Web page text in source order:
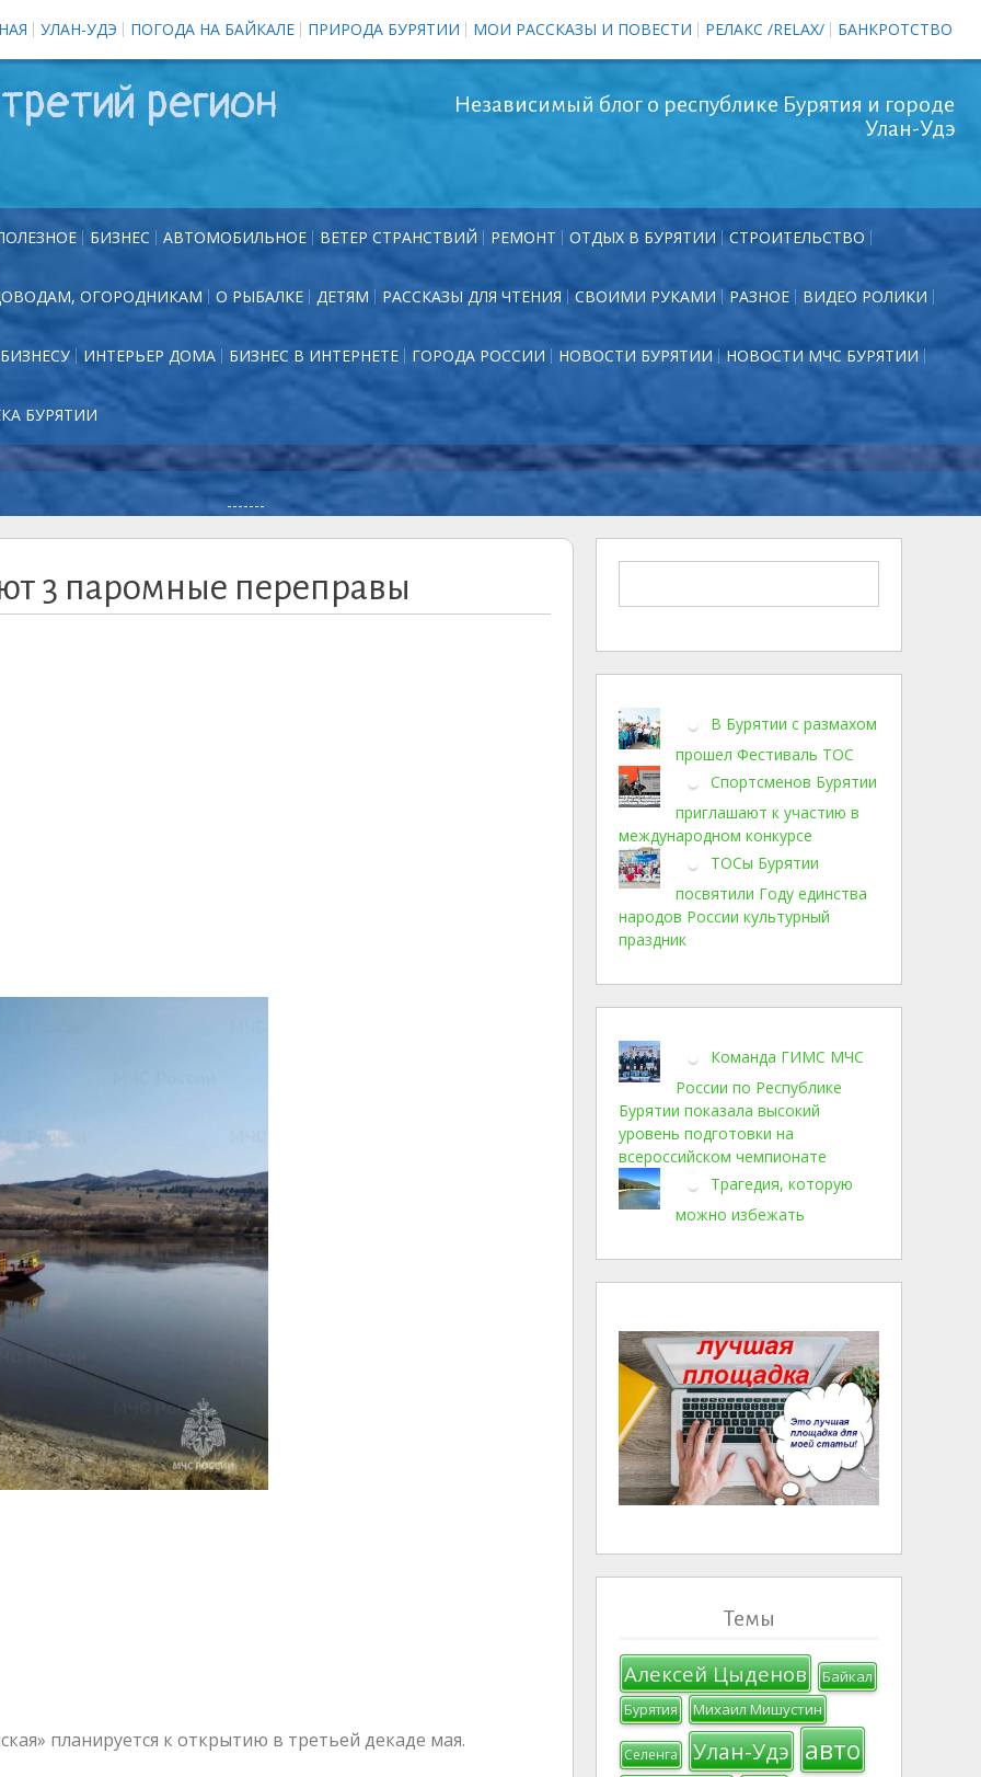
УЛАН-УДЭ ПОГОДА НА БАЙКАЛЕ ПРИРОДА БУРЯТИИ МОИ РАССКАЗЫ И ПОВЕСТИ РЕЛАКС /RELAX/ БАНКРОТСТВО
регион
Независимый блог о республике Бурятия и городе
Улан-Удэ
БИЗНЕС АВТОМОБИЛЬНОЕ ВЕТЕР СТРАНСТВИЙ РЕМОНТ ОТДЫХ В БУРЯТИИ СТРОИТЕЛЬСТВО
ОГОРОДНИКАМ О РЫБАЛКЕ ДЕТЯМ РАССКАЗЫ ДЛЯ ЧТЕНИЯ СВОИМИ РУКАМИ РАЗНОЕ ВИДЕО РОЛИКИ
БИЗНЕСУ ИНТЕРЬЕР ДОМА БИЗНЕС В ИНТЕРНЕТЕ ГОРОДА РОССИИ НОВОСТИ БУРЯТИИ НОВОСТИ МЧС БУРЯТИИ
БУРЯТИИ
-------
3 паромные переправы
планируется к открытию в третьей декаде мая.
В Бурятии с размахом
прошел Фестиваль ТОС
Спортсменов Бурятии
приглашают к участию в
международном конкурсе
ТОСы Бурятии
посвятили Году единства
народов России культурный
праздник
Команда ГИМС МЧС
России по Республике
Бурятии показала высокий
уровень подготовки на
всероссийском чемпионате
Трагедия, которую
можно избежать
Темы
Алексей Цыденов Байкал
Бурятия Михаил Мишустин
Селенга Улан-Удэ авто